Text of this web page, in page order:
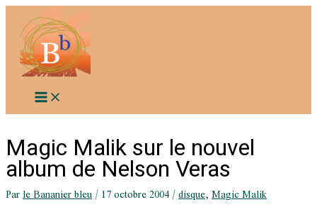
contenu
Magic Malik sur le nouvel
album de Nelson Veras
Parle Bananier bleu/17 octobre 2004/disque,Magic Malik